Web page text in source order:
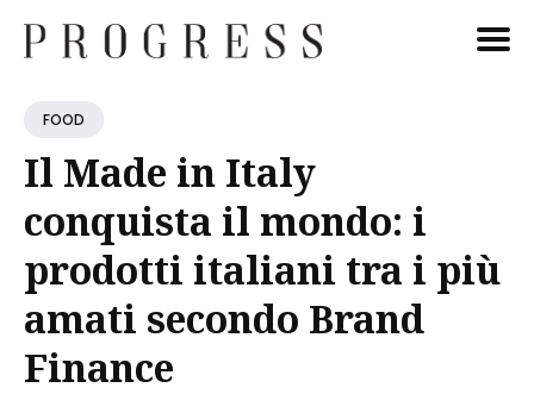
Cerca
FOOD
Il Made in Italy
conquista il mondo: i
prodotti italiani tra i più
amati secondo Brand
Finance